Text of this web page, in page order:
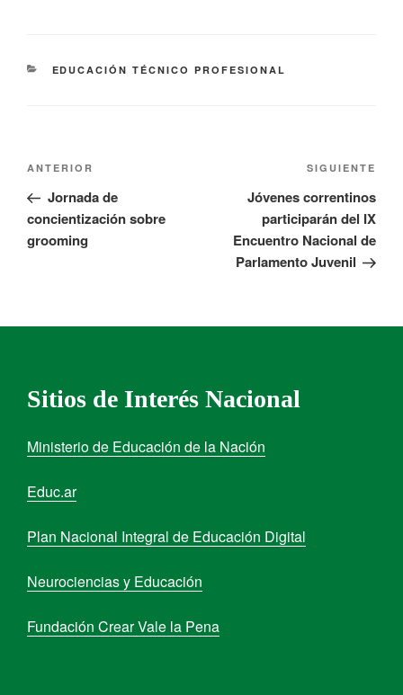
EDUCACIÓN TÉCNICO PROFESIONAL
ANTERIOR
Jornada de
concientización sobre
grooming
SIGUIENTE
Jóvenes correntinos
participarán del IX
Encuentro Nacional de
Parlamento Juvenil
Sitios de Interés Nacional
Ministerio de Educación de la Nación
Educ.ar
Plan Nacional Integral de Educación Digital
Neurociencias y Educación
Fundación Crear Vale la Pena